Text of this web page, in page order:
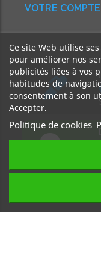
VOTRE COMPTE
Ce site Web utilise
pour améliorer nos
publicités liées à vos
habitudes de
consentement à son
Accepter.
Politique de cookies